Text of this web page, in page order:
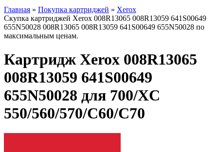
Главная » Покупка картриджей » Xerox
Скупка картриджей Xerox 008R13065 008R13059 641S00649
655N50028 008R13065 008R13059 641S00649 655N50028 по
максимальным ценам.
Картридж Xerox 008R13065
008R13059 641S00649
655N50028 для 700/XC
550/560/570/C60/C70